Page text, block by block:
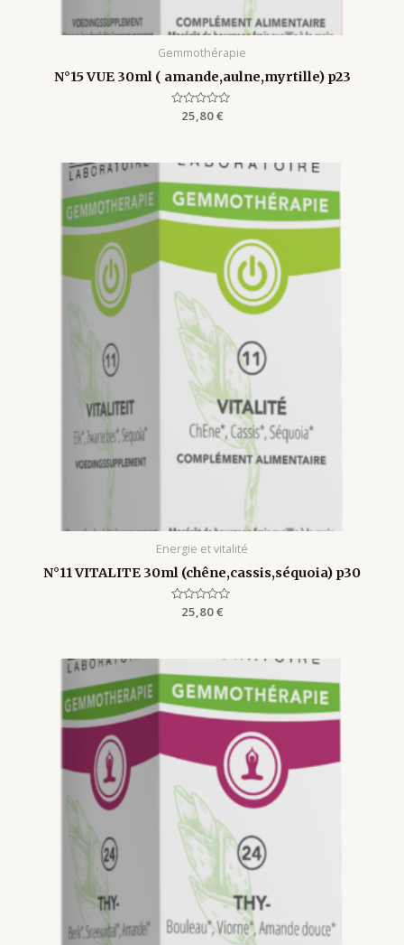
Gemmothérapie
N°15 VUE 30ml ( amande,aulne,myrtille) p23
Rated
25,80€
Energie et vitalité
N°11 VITALITE 30ml (chêne,cassis,séquoia) p30
Rated
25,80€